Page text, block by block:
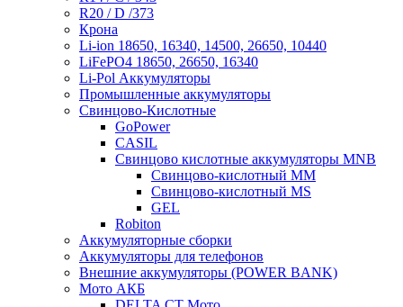
R20 / D /373
Крона
Li-ion 18650, 16340, 14500, 26650, 10440
LiFePO4 18650, 26650, 16340
Li-Pol Аккумуляторы
Промышленные аккумуляторы
Свинцово-Кислотные
GoPower
CASIL
Свинцово кислотные аккумуляторы MNB
Cвинцово-кислотный MM
Cвинцово-кислотный MS
GEL
Robiton
Аккумуляторные сборки
Аккумуляторы для телефонов
Внешние аккумуляторы (POWER BANK)
Мото АКБ